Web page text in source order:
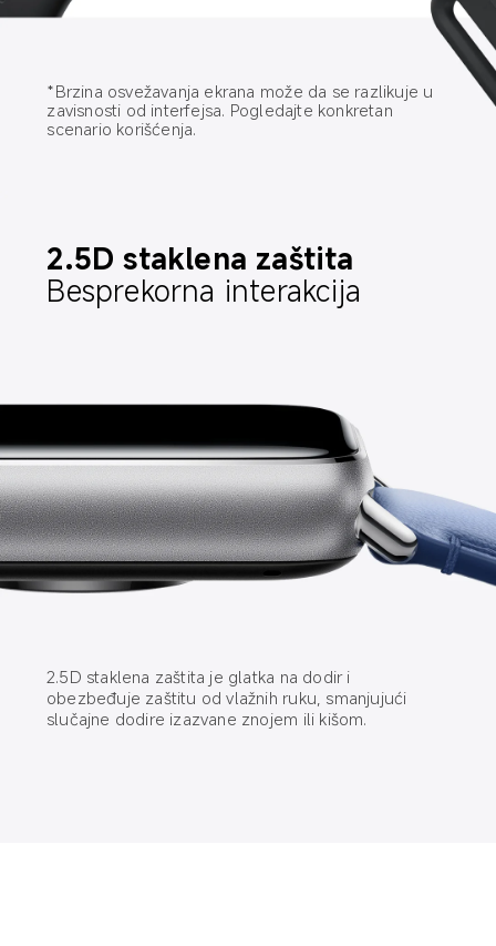
*Brzina osvežavanja ekrana može da se razlikuje u
zavisnosti od interfejsa. Pogledajte konkretan
scenario korišćenja.
2.5D staklena zaštita
Besprekorna interakcija
2.5D staklena zaštita je glatka na dodir i
obezbeđuje zaštitu od vlažnih ruku, smanjujući
slučajne dodire izazvane znojem ili kišom.